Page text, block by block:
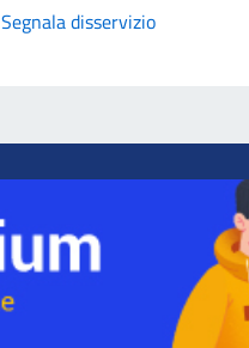
Segnala disservizio